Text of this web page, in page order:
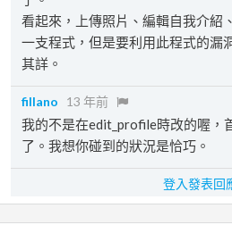
看起來，上傳照片、編輯自我介紹
一支程式，但是要利用此程式的漏
其詳。
fillano 13 年前
我的不是在edit_profile時改的喔，
了。我想你碰到的狀況是恰巧。
登入發表回